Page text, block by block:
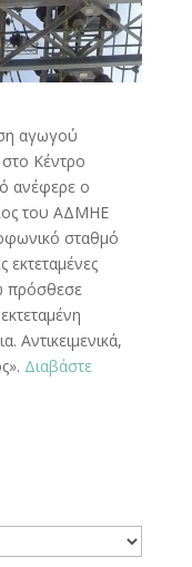
αγωγού
Κέντρο
ανέφερε ο
του ΑΔΜΗΕ
σταθμό
εκτεταμένες
πρόσθεσε
Αντικειμενικά,
Διαβάστε